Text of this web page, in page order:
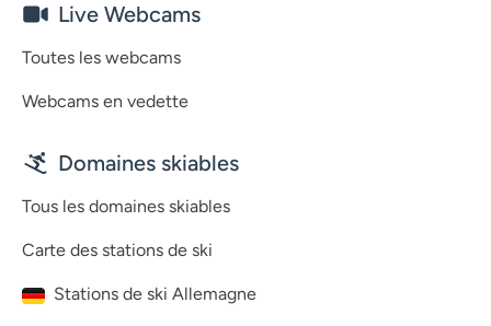
Live Webcams
Toutes les webcams
Webcams en vedette
Domaines skiables
Tous les domaines skiables
Carte des stations de ski
Stations de ski Allemagne